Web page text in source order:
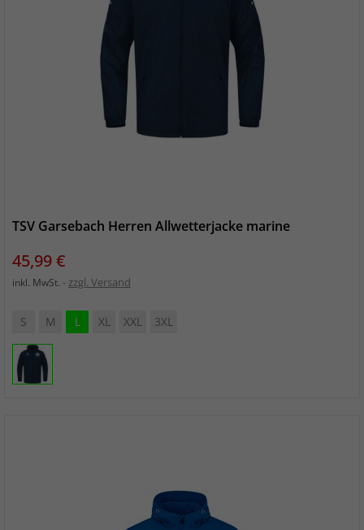
TSV Garsebach Herren Allwetterjacke marine
Preis
45,99 €
inkl. MwSt. zzgl. Versand
S M L XL XXL 3XL